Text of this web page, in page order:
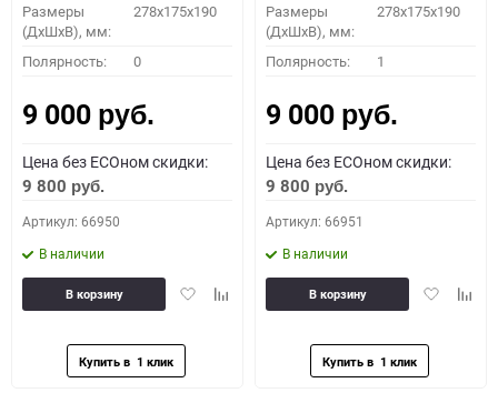
Размеры
(ДхШхВ), мм:
278x175x190
Полярность: 0
9 000 руб.
Цена без ECOном скидки:
9 800 руб.
Артикул: 66950
В наличии
ДобавитьДобавить
В корзину
Размеры
(ДхШхВ), мм:
278x175x190
Полярность: 1
9 000 руб.
Цена без ECOном скидки:
9 800 руб.
Артикул: 66951
В наличии
Добавить
В корзину